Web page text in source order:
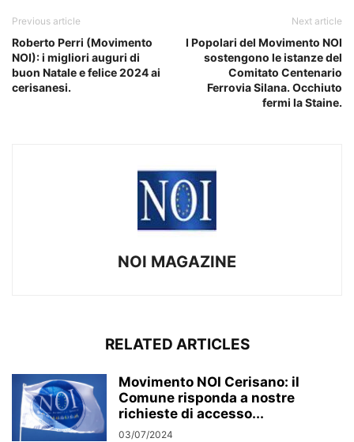
Previous article
Roberto Perri (Movimento
NOI): i migliori auguri di
buon Natale e felice 2024 ai
cerisanesi.
Next article
I Popolari del Movimento NOI
sostengono le istanze del
Comitato Centenario
Ferrovia Silana. Occhiuto
fermi la Staine.
NOI MAGAZINE
RELATED ARTICLES
Movimento NOI Cerisano: il
Comune risponda a nostre
richieste di accesso...
03/07/2024